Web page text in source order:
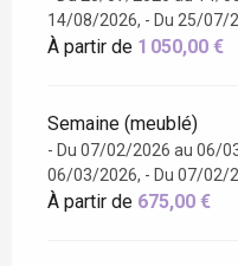
14/08/2026, - Du 25/07/
À partir de 1 050,00 €
Semaine (meublé)
- Du 07/02/2026 au 06/
06/03/2026, - Du 07/02/
À partir de 675,00 €